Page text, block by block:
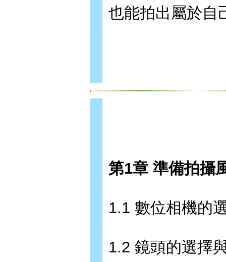
也能拍出屬於自
第1章 準備拍攝
1.1 數位相機的
1.2 鏡頭的選擇